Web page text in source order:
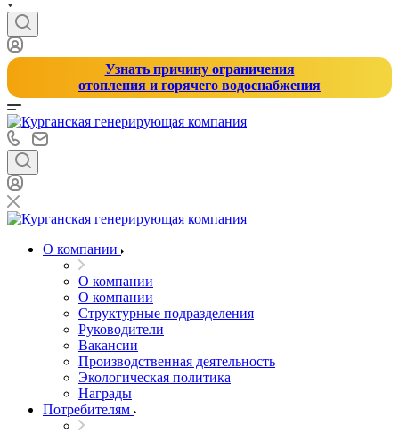
Узнать причину ограничения
отопления и горячего водоснабжения
О компании
О компании
О компании
Структурные подразделения
Руководители
Вакансии
Производственная деятельность
Экологическая политика
Награды
Потребителям